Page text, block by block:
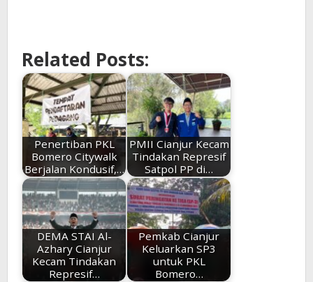
Related Posts:
Penertiban PKL
Bomero Citywalk
Berjalan Kondusif,…
PMII Cianjur Kecam
Tindakan Represif
Satpol PP di…
DEMA STAI Al-
Azhary Cianjur
Kecam Tindakan
Represif…
Pemkab Cianjur
Keluarkan SP3
untuk PKL
Bomero…